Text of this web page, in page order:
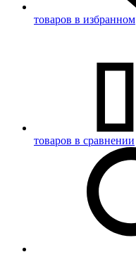
товаров в избранном
товаров в сравнении